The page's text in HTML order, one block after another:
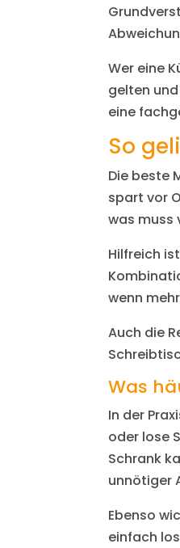
Wer eine
gelten
eine
So
Die beste
spart vor
was muss
Hilfreich
wenn
Auch die
Was
In der
oder lose
Schrank
unnötiger
Ebenso
einfach